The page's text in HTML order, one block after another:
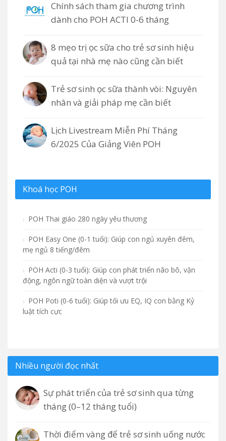
Chính sách tham gia chương trình
dành cho POH ACTI 0-6 tháng
8 mẹo trị ọc sữa cho trẻ sơ sinh hiệu
quả tại nhà mẹ nào cũng cần biết
Trẻ sơ sinh ọc sữa thành vòi: Nguyên
nhân và giải pháp mẹ cần biết
Lịch Livestream Miễn Phí Tháng
6/2025 Của Giảng Viên POH
Khoá học POH
POH Thai giáo 280 ngày yêu thương
POH Easy One (0-1 tuổi): Giúp con ngủ xuyên đêm,
mẹ ngủ 8 tiếng/đêm
POH Acti (0-3 tuổi): Giúp con phát triển não bô, vận
động, ngôn ngữ toàn diện và vượt trội
POH Poti (0-6 tuổi): Giúp tối ưu EQ, IQ con bằng Kỷ
luật tích cực
Nhiều người đọc nhất
Sự phát triển của trẻ sơ sinh qua từng
tháng (0–12 tháng tuổi)
Thời điểm vàng để trẻ sơ sinh uống nước